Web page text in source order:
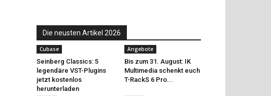
Die neusten Artikel 2026
Cubase
Seinberg Classics: 5
legendäre VST-Plugins
jetzt kostenlos
herunterladen
Angebote
Bis zum 31. August: IK
Multimedia schenkt euch
T-RackS 6 Pro...